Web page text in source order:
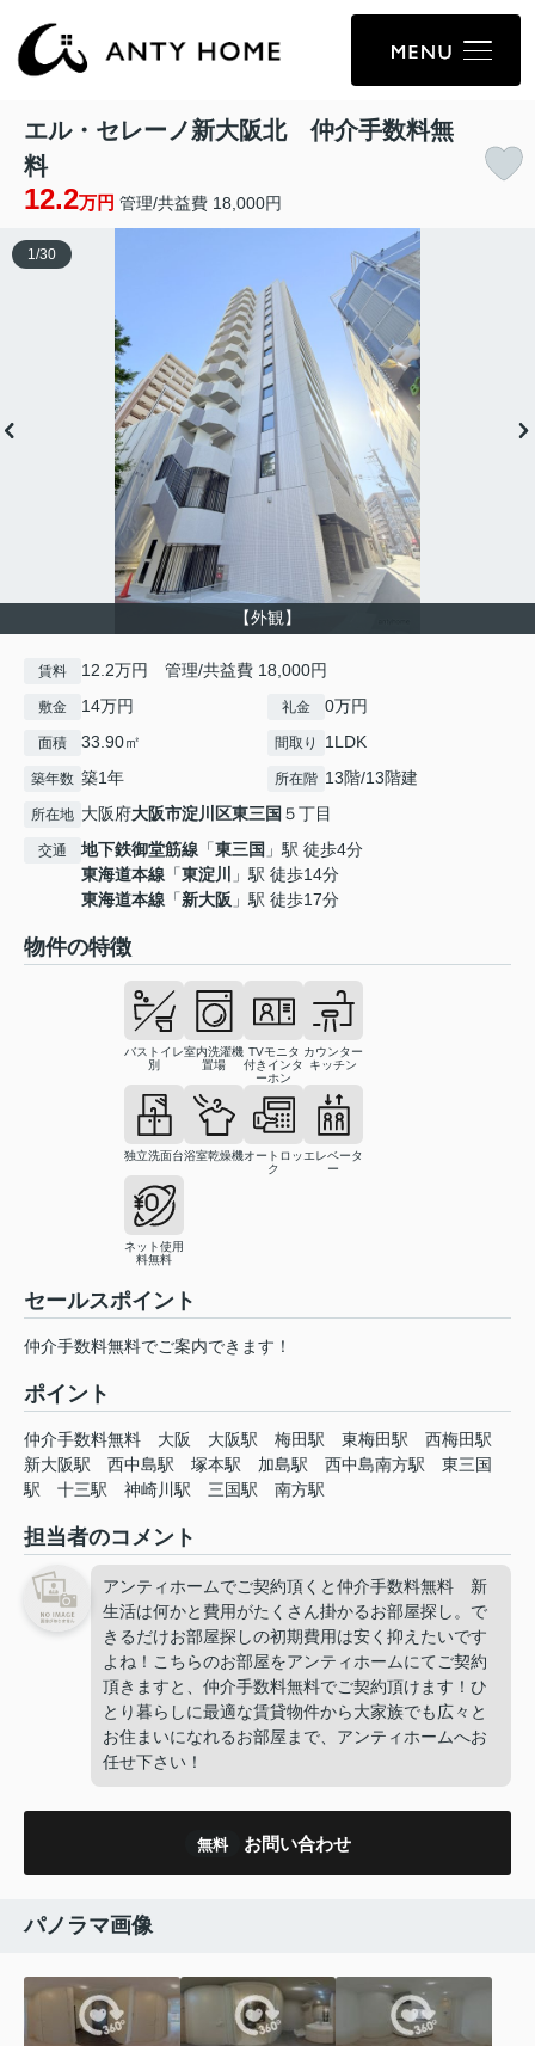
エル・セレーノ新大阪北 仲介手数料無
料
12.2万円 管理/共益費 18,000円
【外観】
1 /30
賃料 12.2万円 管理/共益費 18,000円
敷金 14万円 礼金 0万円
面積 33.90㎡ 間取り 1LDK
築年数 築1年 所在階 13階/13階建
所在地 大阪府大阪市淀川区東三国 ５丁目
交通 地下鉄御堂筋線 「東三国 」駅 徒歩4分
東海道本線 「東淀川
」駅 徒歩14分
東海道本線 「新大阪 」駅 徒歩17分
物件の特徴
バストイレ
別
室内洗濯機
置場
TVモニタ
付きインタ
ーホン
カウンター
キッチン
独立洗面台浴室乾燥機オートロッ
ク
エレベータ
ー
ネット使用
料無料
セールスポイント
仲介手数料無料でご案内できます！
ポイント
仲介手数料無料 大阪 大阪駅 梅田駅 東梅田駅
西梅田駅
新大阪駅
西中島駅 塚本駅 加島駅 西中島南方駅
東三国
駅
十三駅 神崎川駅 三国駅 南方駅
担当者のコメント
アンティホームでご契約頂くと仲介手数料無料 新
生活は何かと費用がたくさん掛かるお部屋探し。で
きるだけお部屋探しの初期費用は安く抑えたいです
よね！こちらのお部屋をアンティホームにてご契約
頂きますと、仲介手数料無料でご契約頂けます！ひ
とり暮らしに最適な賃貸物件から大家族でも広々と
お住まいになれるお部屋まで、アンティホームへお
任せ下さい！
無料 お問い合わせ
パノラマ画像